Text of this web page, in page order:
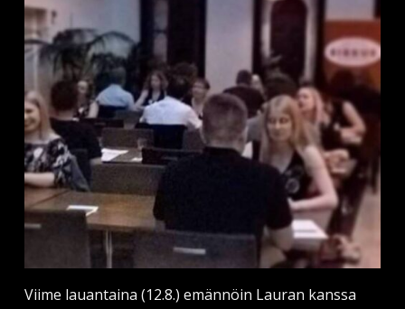
Viime lauantaina (12.8.) emännöin Lauran kanssa